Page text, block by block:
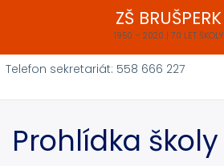
obsahu
ZŠ BRUŠPERK
1950 – 2020 | 70 LET ŠKOLY
Telefon sekretariát: 558 666 227
Prohlídka školy